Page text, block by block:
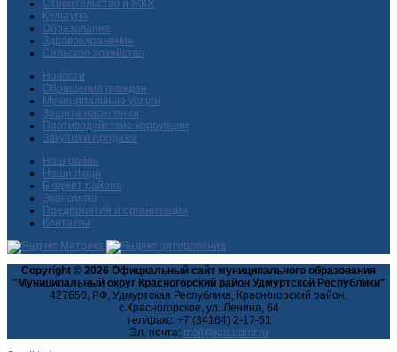
Строительство и ЖКХ
Культура
Образование
Здравоохранение
Сельское хозяйство
Новости
Обращения граждан
Муниципальные услуги
Защита населения
Противодействие коррупции
Закупки и продажи
Наш район
Наши люди
Бюджет района
Экономика
Предприятия и организации
Контакты
Copyright © 2026 Официальный сайт муниципального образования
"Муниципальный округ Красногорский район Удмуртской Республики"
427650, РФ, Удмуртская Республика, Красногорский район,
с.Красногорское, ул. Ленина, 64
тел/факс: +7 (34164) 2-17-51
Эл. почта: